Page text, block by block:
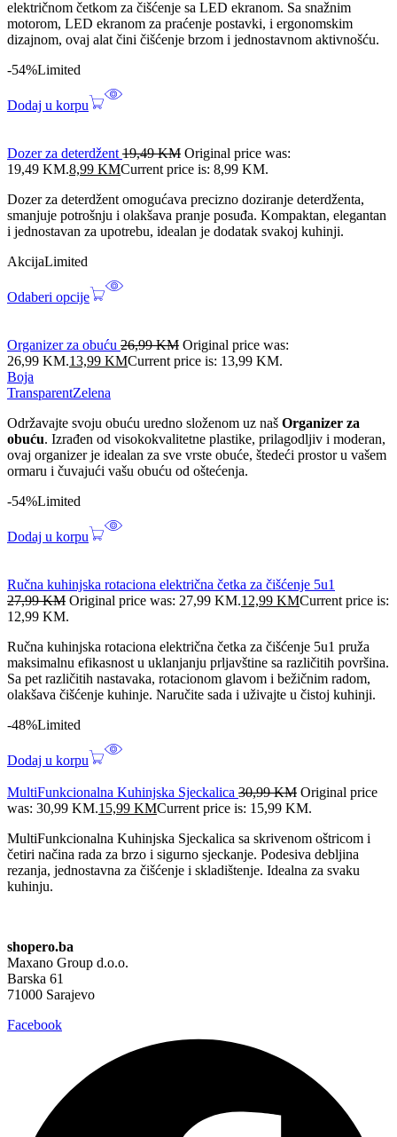
električnom četkom za čišćenje sa LED ekranom. Sa snažnim
motorom, LED ekranom za praćenje postavki, i ergonomskim
dizajnom, ovaj alat čini čišćenje brzom i jednostavnom aktivnošću.
-54%Limited
Dodaj u korpu
Dozer za deterdžent 19,49KM Original price was:
19,49 KM.8,99 KMCurrent price is: 8,99 KM.
Dozer za deterdžent omogućava precizno doziranje deterdženta,
smanjuje potrošnju i olakšava pranje posuđa. Kompaktan, elegantan
i jednostavan za upotrebu, idealan je dodatak svakoj kuhinji.
AkcijaLimited
Odaberi opcije
Organizer za obuću 26,99KM Original price was:
26,99 KM.13,99 KMCurrent price is: 13,99 KM.
Boja
TransparentZelena
Održavajte svoju obuću uredno složenom uz naš Organizer za
obuću. Izrađen od visokokvalitetne plastike, prilagodljiv i moderan,
ovaj organizer je idealan za sve vrste obuće, štedeći prostor u vašem
ormaru i čuvajući vašu obuću od oštećenja.
-54%Limited
Dodaj u korpu
Ručna kuhinjska rotaciona električna četka za čišćenje 5u1
27,99KM Original price was: 27,99 KM.12,99 KMCurrent price is:
12,99 KM.
Ručna kuhinjska rotaciona električna četka za čišćenje 5u1 pruža
maksimalnu efikasnost u uklanjanju prljavštine sa različitih površina.
Sa pet različitih nastavaka, rotacionom glavom i bežičnim radom,
olakšava čišćenje kuhinje. Naručite sada i uživajte u čistoj kuhinji.
-48%Limited
Dodaj u korpu
MultiFunkcionalna Kuhinjska Sjeckalica 30,99KM Original price
was: 30,99 KM.15,99 KMCurrent price is: 15,99 KM.
MultiFunkcionalna Kuhinjska Sjeckalica sa skrivenom oštricom i
četiri načina rada za brzo i sigurno sjeckanje. Podesiva debljina
rezanja, jednostavna za čišćenje i skladištenje. Idealna za svaku
kuhinju.
shopero.ba
Maxano Group d.o.o.
Barska 61
71000 Sarajevo
Facebook